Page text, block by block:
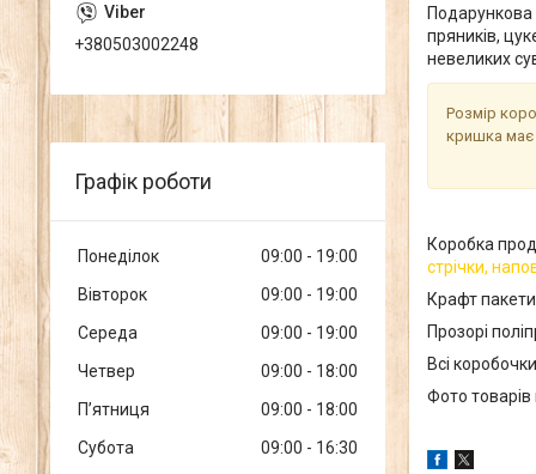
Подарункова
пряників,
невеликих
Розмір
кришка має
Коробка
стрічки,
Крафт
Прозорі
Всі
Фото товарів
+380503002248
Графік роботи
Понеділок 09:00
19:00
Вівторок
09:00
19:00
Середа
09:00
19:00
Четвер
09:00
18:00
Пʼятниця
09:00
18:00
Субота
09:00
16:30